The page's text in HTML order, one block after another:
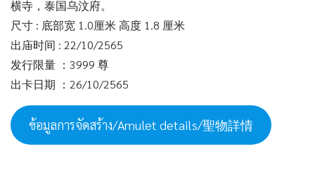
横寺，泰国乌汶府。
尺寸 : 底部宽 1.0厘米 高度 1.8 厘米
出庙时间 : 22/10/2565
发行限量 ：3999 尊
出卡日期 ：26/10/2565
ข้อมูลการจัดสร้าง/Amulet details/聖物詳情